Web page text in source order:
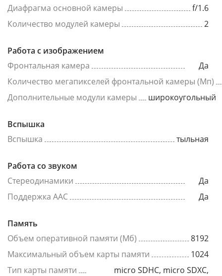
Диафрагма основной камеры
f/1.6
Количество модулей камеры
2
Работа с изображением
Фронтальная камера
Да
Количество мегапикселей фронтальной камеры (Мп)
Дополнительные модули камеры
широкоугольный
Вспышка
Вспышка
тыльная
Работа со звуком
Стереодинамики
Да
Поддержка AAC
Да
Память
Объем оперативной памяти (Мб)
8192
Максимальный объем карты памяти
1024
Тип карты памяти
micro SDHC, micro SDXC,